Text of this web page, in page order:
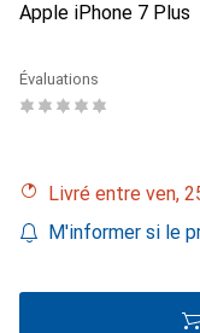
Apple iPhone 7 Plus
Évaluations
Livré entre ven,
M'informer si le